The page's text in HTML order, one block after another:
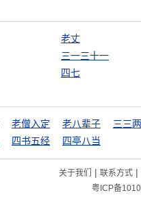
老丈
三一三十一
四七
老僧入定 老八辈子
三三
四书五经 四亭八当
关于我们 | 联系方式|
粤ICP备